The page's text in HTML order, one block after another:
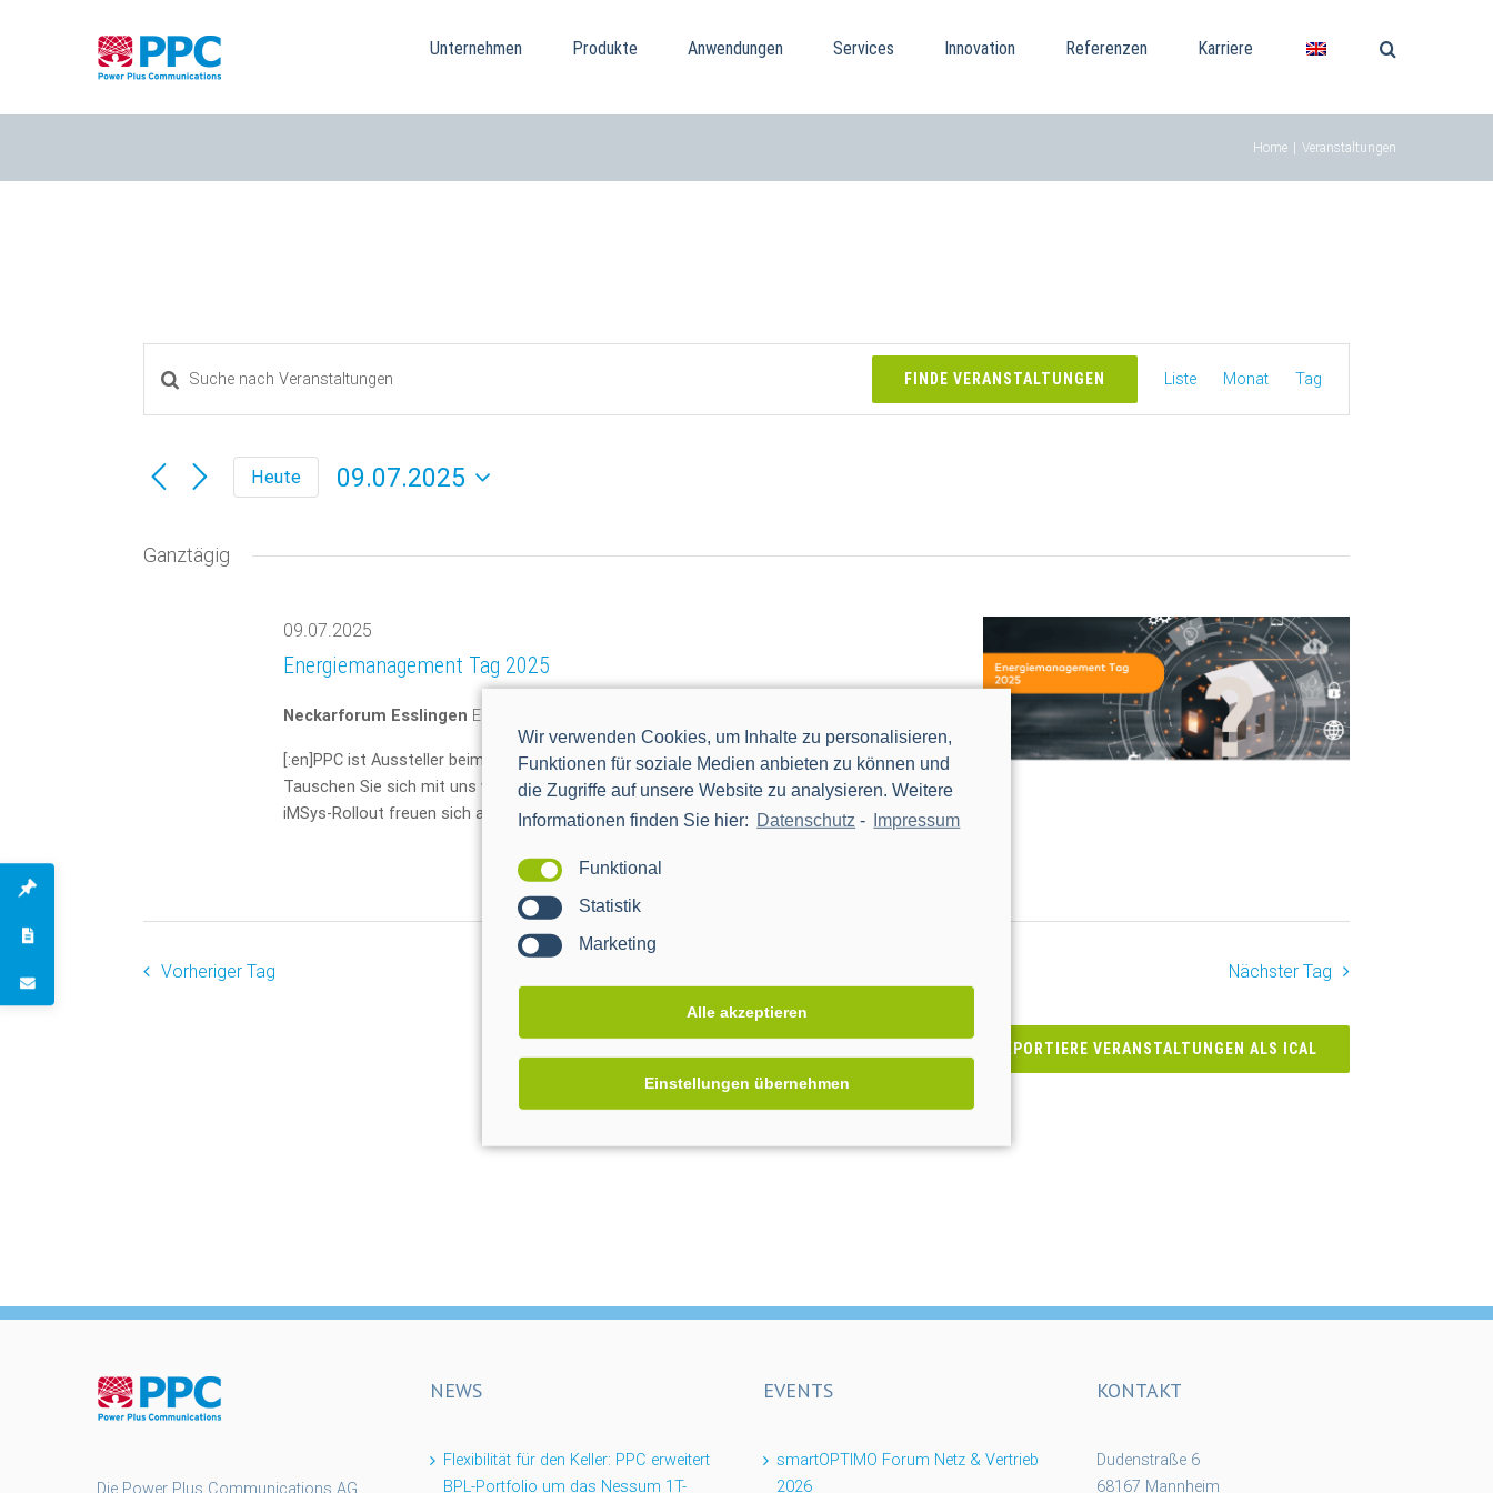
Wir verwenden Cookies, um Inhalte zu personalisieren,
Funktionen für soziale Medien anbieten zu können und
die Zugriffe auf unsere Website zu analysieren. Weitere
Informationen finden Sie hier: Datenschutz - Impressum
Funktional
Statistik
Marketing
Alle akzeptieren
Einstellungen übernehmen
Unternehmen Produkte Anwendungen Services Innovation Referenzen Karriere
Home Veranstaltungen
Veranstaltungen
Suche
Ansichten,
Navigation
Geben
Schlüsselwort.
Suche
Schlüsselwort.
FINDE VERANSTALTUNGEN
Veranstaltung
Ansichten-
Liste Monat Tag
Heute
09.07.2025
wählen.
Ganztägig
09.07.2025
Energiemanagement Tag 2025
Neckarforum Esslingen Ebershaldenstraße 12, Esslingen
[:en]PPC ist Aussteller beim digitalen Event der smartOPTIMO am 25. November 2021.
Tauschen Sie sich mit uns während der Networking-Pausen aus – unsere Experten zum
iMSys-Rollout freuen sich auf Sie.[:]
Vorheriger Tag Nächster Tag
EXPORTIERE VERANSTALTUNGEN ALS ICAL
Die Power Plus Communications AG
NEWS
Flexibilität für den Keller: PPC erweitert
BPL-Portfolio um das Nessum 1T-
EVENTS
smartOPTIMO Forum Netz & Vertrieb
2026
KONTAKT
Dudenstraße 6
68167 Mannheim